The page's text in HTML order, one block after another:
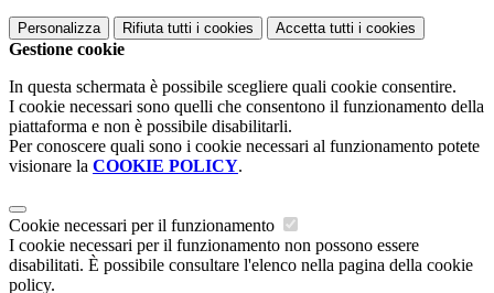
Personalizza Rifiuta tutti i cookies Accetta tutti i cookies
Gestione cookie
In questa schermata è possibile scegliere quali cookie consentire.
I cookie necessari sono quelli che consentono il funzionamento della
piattaforma e non è possibile disabilitarli.
Per conoscere quali sono i cookie necessari al funzionamento potete
visionare la COOKIE POLICY.
Cookie necessari per il funzionamento
I cookie necessari per il funzionamento non possono essere
disabilitati. È possibile consultare l'elenco nella pagina della cookie
policy.